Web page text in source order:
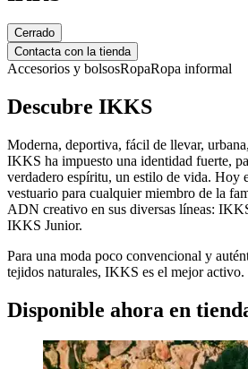
Cerrado
Contacta con la tienda
Accesorios y bolsosRopaRopa informal
Descubre IKKS
Moderna, deportiva, fácil de llevar,
IKKS ha impuesto una identidad fuerte,
verdadero espíritu, un estilo de vida. Hoy
vestuario para cualquier miembro de la
ADN creativo en sus diversas líneas:
IKKS Junior.
Para una moda poco convencional y
tejidos naturales, IKKS es el mejor activo.
Disponible ahora en